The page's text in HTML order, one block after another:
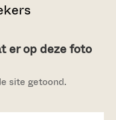
er op deze foto
site getoond.